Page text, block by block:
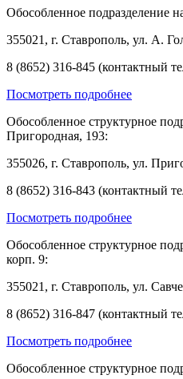
Обособленное подразделение
355021, г. Ставрополь, ул. А.
8 (8652) 316-845 (контактный
Посмотреть подробнее
Обособленное структурное
Пригородная, 193:
355026, г. Ставрополь, ул.
8 (8652) 316-843 (контактный
Посмотреть подробнее
Обособленное структурное
корп. 9:
355021, г. Ставрополь, ул.
8 (8652) 316-847 (контактный
Посмотреть подробнее
Обособленное структурное